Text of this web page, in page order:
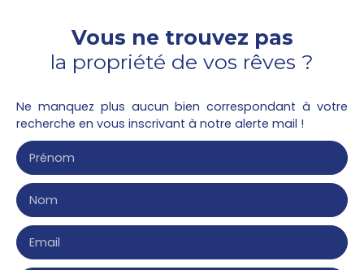
Vous ne trouvez pas
la propriété de vos rêves ?
Ne manquez plus aucun bien correspondant à votre
recherche en vous inscrivant à notre alerte mail !
Prénom
Nom
Email